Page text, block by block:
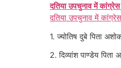
दतिया उपचुनाव में
दतिया उपचुनाव में
1. ज्योतिष दुबे पिता
2. दिव्यांश पाण्डेय पिता